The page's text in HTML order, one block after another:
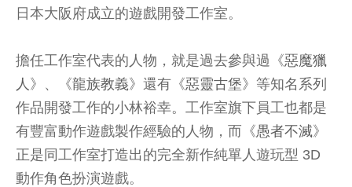
日本大阪府成立的遊戲開發工作室。
擔任工作室代表的人物，就是過去參與過《惡魔獵
人 》、《龍族教義》還有《惡靈古堡》等知名系列
作品開發工作的小林裕幸。工作室旗下員工也都是
有豐富動作遊戲製作經驗的人物，而《愚者不滅》
正是同工作室打造出的完全新作純單人遊玩型 3D
動作角色扮演遊戲。